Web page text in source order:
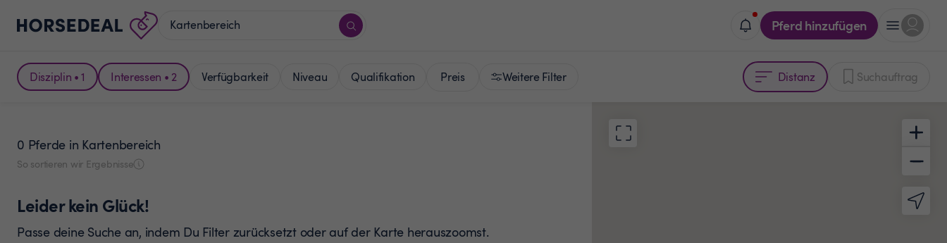
Pferd hinzufügen
Disziplin • 1 Interessen • 2 Verfügbarkeit Niveau Qualifikation Preis Weitere Filter Distanz Suchauftrag
0 Pferde in Kartenbereich
So sortieren wir Ergebnisse
Leider kein Glück!
Passe deine Suche an, indem Du Filter zurücksetzt oder auf der Karte herauszoomst.